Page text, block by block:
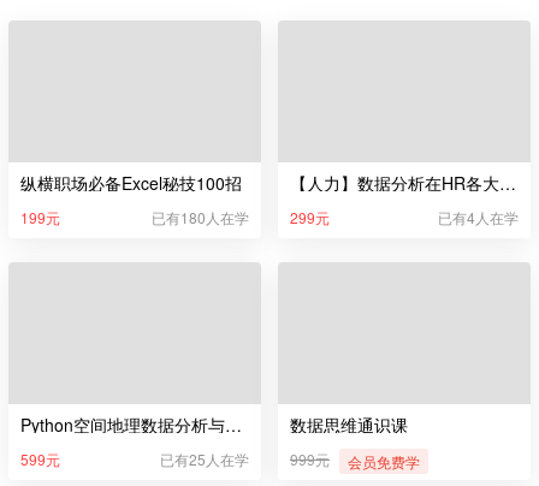
纵横职场必备Excel秘技100招
199元 已有180人在学
【人力】数据分析在HR各大模块的实操演练
299元 已有4人在学
Python空间地理数据分析与可视化
599元 已有25人在学
数据思维通识课
999元 会员免费学